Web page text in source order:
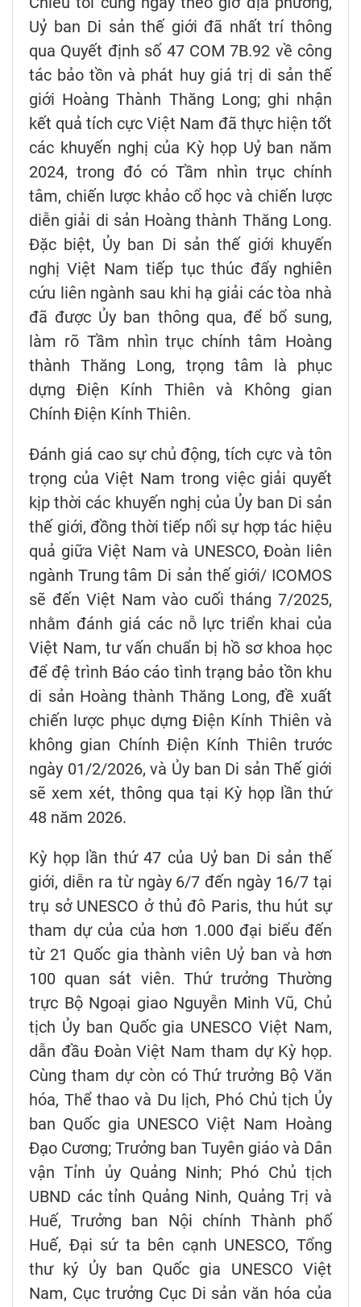
Uỷ ban Di sản thế giới đã nhất trí thông
qua Quyết định số 47 COM 7B.92 về công
tác bảo tồn và phát huy giá trị di sản thế
giới Hoàng Thành Thăng Long; ghi nhận
kết quả tích cực Việt Nam đã thực hiện tốt
các khuyến nghị của Kỳ họp Uỷ ban năm
2024, trong đó có Tầm nhìn trục chính
tâm, chiến lược khảo cổ học và chiến lược
diễn giải di sản Hoàng thành Thăng Long.
Đặc biệt, Ủy ban Di sản thế giới khuyến
nghị Việt Nam tiếp tục thúc đẩy nghiên
cứu liên ngành sau khi hạ giải các tòa nhà
đã được Ủy ban thông qua, để bổ sung,
làm rõ Tầm nhìn trục chính tâm Hoàng
thành Thăng Long, trọng tâm là phục
dựng Điện Kính Thiên và Không gian
Chính Điện Kính Thiên.
Đánh giá cao sự chủ động, tích cực và tôn
trọng của Việt Nam trong việc giải quyết
kịp thời các khuyến nghị của Ủy ban Di sản
thế giới, đồng thời tiếp nối sự hợp tác hiệu
quả giữa Việt Nam và UNESCO, Đoàn liên
ngành Trung tâm Di sản thế giới/ ICOMOS
sẽ đến Việt Nam vào cuối tháng 7/2025,
nhằm đánh giá các nỗ lực triển khai của
Việt Nam, tư vấn chuẩn bị hồ sơ khoa học
để đệ trình Báo cáo tình trạng bảo tồn khu
di sản Hoàng thành Thăng Long, đề xuất
chiến lược phục dựng Điện Kính Thiên và
không gian Chính Điện Kính Thiên trước
ngày 01/2/2026, và Ủy ban Di sản Thế giới
sẽ xem xét, thông qua tại Kỳ họp lần thứ
48 năm 2026.
Kỳ họp lần thứ 47 của Uỷ ban Di sản thế
giới, diễn ra từ ngày 6/7 đến ngày 16/7 tại
trụ sở UNESCO ở thủ đô Paris, thu hút sự
tham dự của của hơn 1.000 đại biểu đến
từ 21 Quốc gia thành viên Uỷ ban và hơn
100 quan sát viên. Thứ trưởng Thường
trực Bộ Ngoại giao Nguyễn Minh Vũ, Chủ
tịch Ủy ban Quốc gia UNESCO Việt Nam,
dẫn đầu Đoàn Việt Nam tham dự Kỳ họp.
Cùng tham dự còn có Thứ trưởng Bộ Văn
hóa, Thể thao và Du lịch, Phó Chủ tịch Ủy
ban Quốc gia UNESCO Việt Nam Hoàng
Đạo Cương; Trưởng ban Tuyên giáo và Dân
vận Tỉnh ủy Quảng Ninh; Phó Chủ tịch
UBND các tỉnh Quảng Ninh, Quảng Trị và
Huế, Trưởng ban Nội chính Thành phố
Huế, Đại sứ ta bên cạnh UNESCO, Tổng
thư ký Ủy ban Quốc gia UNESCO Việt
Nam, Cục trưởng Cục Di sản văn hóa của